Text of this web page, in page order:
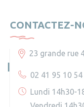
CONTACTEZ-
23 grande rue
02 41 95 10 54
Lundi 14h30-